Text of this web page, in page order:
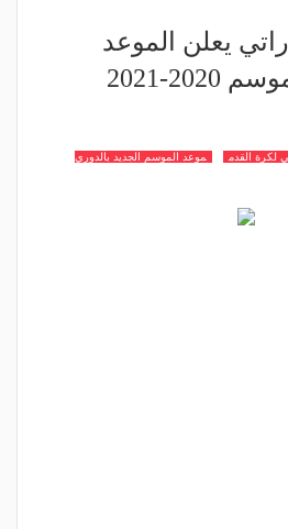
يعلن الموعد
2021
لكرة القدم
موعد الموسم الجديد بالدوري